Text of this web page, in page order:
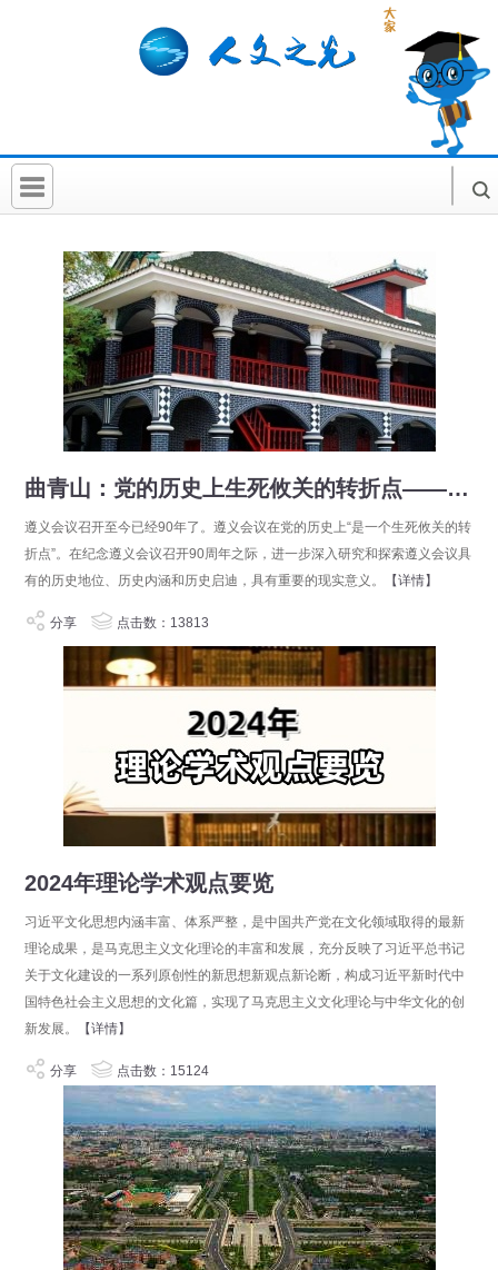
社科要闻
人文北京
社科卡片
社科讲堂
曲青山：党的历史上生死攸关的转折点——纪念遵义会议召开90周年
遵义会议召开至今已经90年了。遵义会议在党的历史上“是一个生死攸关的转
折点”。在纪念遵义会议召开90周年之际，进一步深入研究和探索遵义会议具
有的历史地位、历史内涵和历史启迪，具有重要的现实意义。
【详情】
分享 点击数：13813
2024年理论学术观点要览
习近平文化思想内涵丰富、体系严整，是中国共产党在文化领域取得的最新
理论成果，是马克思主义文化理论的丰富和发展，充分反映了习近平总书记
关于文化建设的一系列原创性的新思想新观点新论断，构成习近平新时代中
国特色社会主义思想的文化篇，实现了马克思主义文化理论与中华文化的创
新发展。
【详情】
分享 点击数：15124